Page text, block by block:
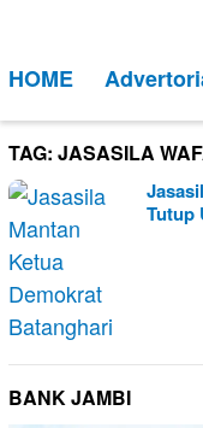
kontenMobile
HOME
TAG: JASASILA
Tutup
BANK JAMBI